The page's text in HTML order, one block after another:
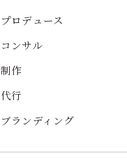
プロデュース
コンサル
制作
代行
ブランディング